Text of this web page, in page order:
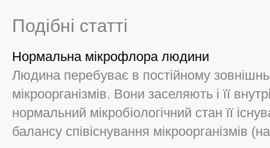
Подібні статті
Нормальна мікрофлора людини
Людина перебуває в постійному
мікроорганізмів. Вони заселяють і її
нормальний мікробіологічний стан її
балансу співіснування мікроорганізмів